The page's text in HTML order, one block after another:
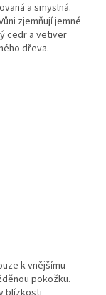
a smyslná.
zjemňují jemné
cedr a vetiver
dřeva.
k vnějšímu
pokožku.